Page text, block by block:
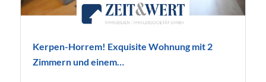
Kerpen-Horrem! Exquisite Wohnung mit 2
Zimmern und einem…